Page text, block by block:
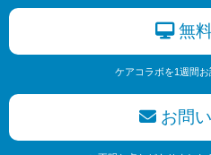
無
ケアコラボを1週間
お問